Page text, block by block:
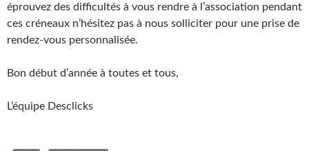
éprouvez des difficultés à vous rendre à l’association pendant
ces créneaux n’hésitez pas à nous solliciter pour une prise de
rendez-vous personnalisée.
Bon début d’année à toutes et tous,
L’équipe Desclicks